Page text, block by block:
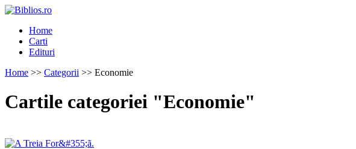
Home
Carti
Edituri
Home >> Categorii >> Economie
Cartile categoriei "Economie"